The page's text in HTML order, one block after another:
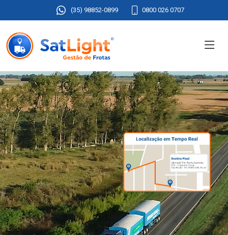
(35) 98852-0899 0800 026 0707